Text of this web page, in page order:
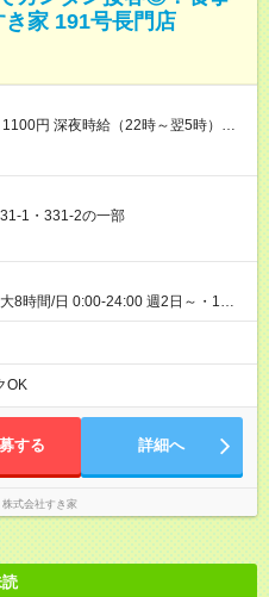
家 191号長門店
円 深夜時給（22時～翌5時）：
円 └
給（5時～22時）：1250円 └オー
手当期間】
用時と同じです。 試用期間の実態は
が、切り上げで一ヶ月とさせてい
：15時間(研修中も同時給）
1・331-2の一部
8時間/日 0:00-24:00 週2日～・1日
帯 5:00-9:00 〇昼帯 9:00-14:00 〇午
22:00 〇深夜帯 22:00-翌5:00 基
OK
する 詳細へ
株式会社すき家